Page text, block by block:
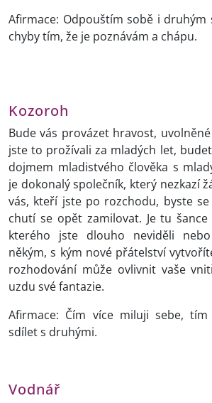
Afirmace: Odpouštím sobě i druhým
chyby tím, že je poznávám a chápu.
Kozoroh
Bude vás provázet hravost,
jste to prožívali za mladých let,
dojmem mladistvého člověka s
je dokonalý společník, který nezkazí
vás, kteří jste po rozchodu, byste
chutí se opět zamilovat. Je tu
kterého jste dlouho neviděli
někým, s kým nové přátelství
rozhodování může ovlivnit vaše
uzdu své fantazie.
Afirmace: Čím více miluji sebe,
sdílet s druhými.
Vodnář